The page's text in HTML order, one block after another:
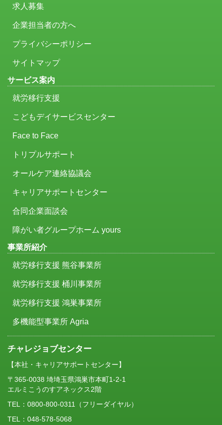
求人募集
企業担当者の方へ
プライバシーポリシー
サイトマップ
サービス案内
就労移行支援
こどもデイサービスセンター
Face to Face
トリプルサポート
オールケア連絡協議会
キャリアサポートセンター
合同企業面談会
障がい者グループホーム yours
事業所紹介
就労移行支援 熊谷事業所
就労移行支援 桶川事業所
就労移行支援 鴻巣事業所
多機能型事業所 Agria
チャレジョブセンター
【本社・キャリアサポートセンター】
〒365-0038 埼埼玉県鴻巣市本町1-2-1
エルミこうのすアネックス2階
TEL： 0800-800-0311 （フリーダイヤル）
TEL：048-578-5068